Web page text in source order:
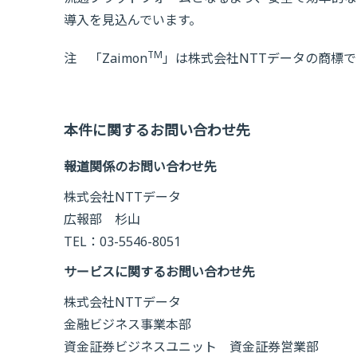
導入を見込んでいます。
注 「ZaimonTM 」は株式会社NTTデータの商標
本件に関するお問い合わせ先
報道関係のお問い合わせ先
株式会社NTTデータ
広報部 杉山
TEL：03-5546-8051
サービスに関するお問い合わせ先
株式会社NTTデータ
金融ビジネス事業本部
資金証券ビジネスユニット 資金証券営業部